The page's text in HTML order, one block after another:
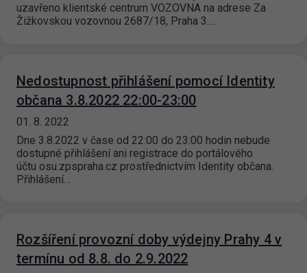
uzavřeno klientské centrum VOZOVNA na adrese Za
Žižkovskou vozovnou 2687/18, Praha 3.…
Nedostupnost přihlášení pomocí Identity
občana 3.8.2022 22:00-23:00
01. 8. 2022
Dne 3.8.2022 v čase od 22:00 do 23:00 hodin nebude
dostupné přihlášení ani registrace do portálového
účtu osu.zpspraha.cz prostřednictvím Identity občana.
Přihlášení…
Rozšíření provozní doby výdejny Prahy 4 v
termínu od 8.8. do 2.9.2022